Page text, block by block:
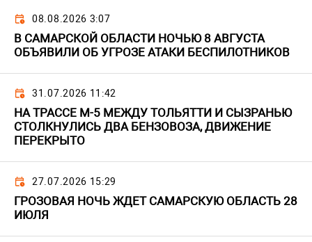
08.08.2026 3:07
В САМАРСКОЙ ОБЛАСТИ НОЧЬЮ 8 АВГУСТА
ОБЪЯВИЛИ ОБ УГРОЗЕ АТАКИ БЕСПИЛОТНИКОВ
31.07.2026 11:42
НА ТРАССЕ М-5 МЕЖДУ ТОЛЬЯТТИ И СЫЗРАНЬЮ
СТОЛКНУЛИСЬ ДВА БЕНЗОВОЗА, ДВИЖЕНИЕ
ПЕРЕКРЫТО
27.07.2026 15:29
ГРОЗОВАЯ НОЧЬ ЖДЕТ САМАРСКУЮ ОБЛАСТЬ 28
ИЮЛЯ